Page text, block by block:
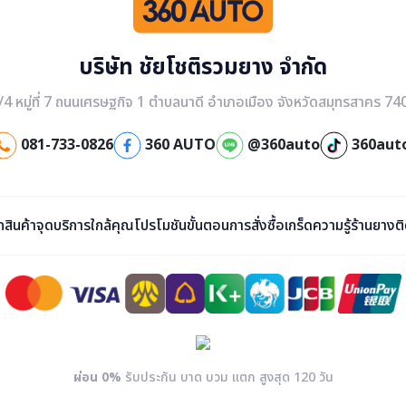
บริษัท ชัยโชติรวมยาง จำกัด
หมู่ที่ 7 ถนนเศรษฐกิจ 1 ตำบลนาดี อำเภอเมือง จังหวัดสมุทรสาคร
081-733-0826
360 AUTO @360auto
สินค้าจุดบริการใกล้คุณโปรโมชันขั้นตอนการสั่งซื้อเกร็ดความรู้ร้านยาง
ผ่อน 0% รับประกัน บาด บวม แตก สูงสุด 120 วัน